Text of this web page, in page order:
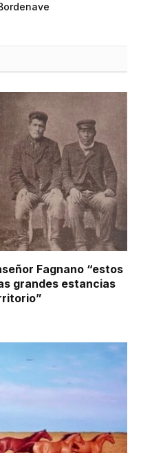
Fagnano “estos
grandes estancias